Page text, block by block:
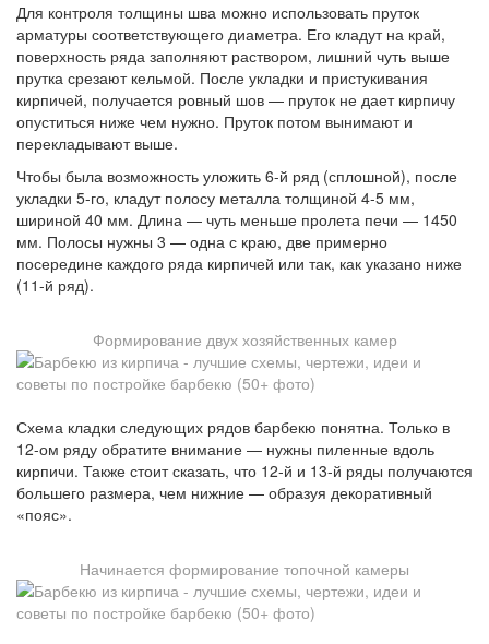
Для контроля толщины шва можно использовать пруток
арматуры соответствующего диаметра. Его кладут на край,
поверхность ряда заполняют раствором, лишний чуть выше
прутка срезают кельмой. После укладки и пристукивания
кирпичей, получается ровный шов — пруток не дает кирпичу
опуститься ниже чем нужно. Пруток потом вынимают и
перекладывают выше.
Чтобы была возможность уложить 6-й ряд (сплошной), после
укладки 5-го, кладут полосу металла толщиной 4-5 мм,
шириной 40 мм. Длина — чуть меньше пролета печи — 1450
мм. Полосы нужны 3 — одна с краю, две примерно
посередине каждого ряда кирпичей или так, как указано ниже
(11-й ряд).
Формирование двух хозяйственных камер
Схема кладки следующих рядов барбекю понятна. Только в
12-ом ряду обратите внимание — нужны пиленные вдоль
кирпичи. Также стоит сказать, что 12-й и 13-й ряды получаются
большего размера, чем нижние — образуя декоративный
«пояс».
Начинается формирование топочной камеры